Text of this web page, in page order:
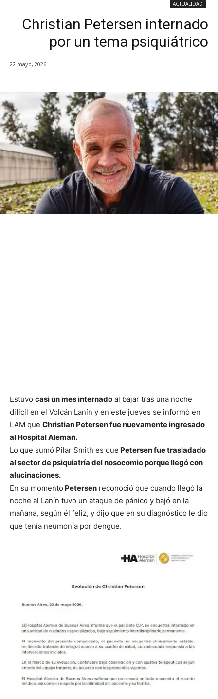
ACTUALIDAD
Christian Petersen internado
por un tema psiquiátrico
22 mayo, 2026
Estuvo casi un mes internado al bajar tras una noche
dificil en el Volcán Lanín y en este jueves se informó en
LAM que Christian Petersen fue nuevamente ingresado
al Hospital Aleman.
Lo que sumó Pilar Smith es que Petersen fue trasladado
al sector de psiquiatría del nosocomio porque llegó con
alucinaciones.
En su momento Petersen reconoció que cuando llegó la
noche al Lanín tuvo un ataque de pánico y bajó en la
mañana, según él feliz, y dijo que en su diagnóstico le dio
que tenía neumonía por dengue.